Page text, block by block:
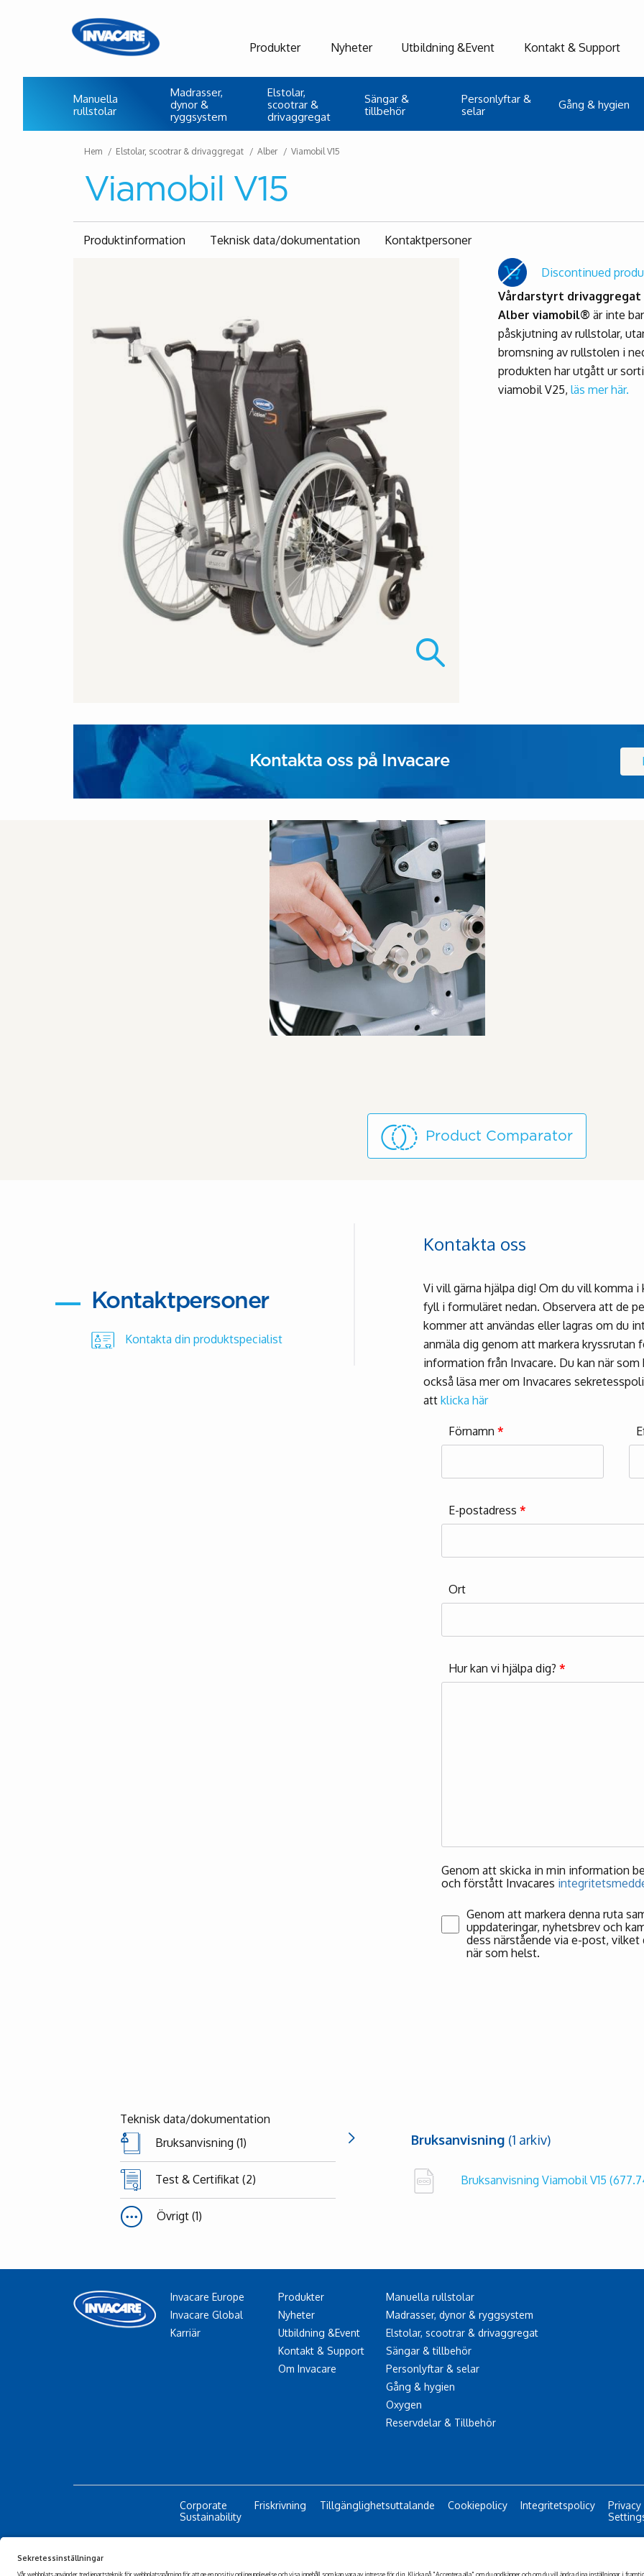
Produkter
Manuella
rullstolar
Madrasser,
dynor &
ryggsystem
Elstolar,
scootrar &
drivaggregat
Sängar &
tillbehör
Personlyftar &
selar
Gång & hygien
Nyheter Utbildning &Event Kontakt & Support
Hem Elstolar, scootrar & drivaggregat Alber Viamobil V15
Viamobil V15
Produktinformation Teknisk data/dokumentation Kontaktpersoner
Discontinued
Vårdarstyrt
Alber viamobil® är inte
påskjutning av rullstolar,
bromsning av rullstolen i
produkten har utgått ur
viamobil V25, läs mer här.
Kontakta oss på Invacare
Product Comparator
Kontaktpersoner
Kontakta din produktspecialist
Kontakta oss
Vi vill gärna hjälpa dig! Om du vill komma
fyll i formuläret nedan. Observera att de
kommer att användas eller lagras om du
anmäla dig genom att markera kryssrutan
information från Invacare. Du kan när
också läsa mer om Invacares
attklicka här
Förnamn*
E-postadress*
Ort
Hur kan vi hjälpa dig?*
Genom att skicka in min information
och förstått Invacares
Genom att markera denna ruta
uppdateringar, nyhetsbrev och
dess närstående via e-post, vilket
när som helst.
Teknisk data/dokumentation
Bruksanvisning (1)
Bruksanvisning (1 arkiv)
Bruksanvisning Viamobil V15
Test & Certifikat (2)
Övrigt (1)
Invacare Europe
Invacare Global
Karriär
Produkter
Nyheter
Utbildning &Event
Kontakt & Support
Om Invacare
Manuella rullstolar
Madrasser, dynor & ryggsystem
Elstolar, scootrar & drivaggregat
Sängar & tillbehör
Personlyftar & selar
Gång & hygien
Oxygen
Reservdelar & Tillbehör
Corporate
Sustainability
Friskrivning Tillgänglighetsuttalande Cookiepolicy Integritetspolicy
Privacy